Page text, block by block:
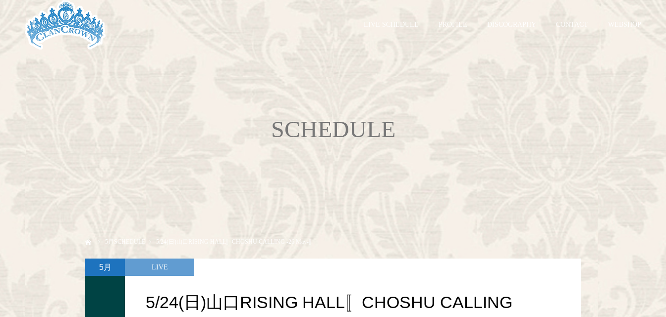
LIVE SCHEDULE PROFILE DISCOGRAPHY CONTACT WEBSHOP
SCHEDULE
5 月SCHEDULE 5/24(日)山口RISING HALL〚CHOSHU CALLING -26 May-〛
5/24(日)山口RISING HALL〚CHOSHU CALLING
5月 LIVE